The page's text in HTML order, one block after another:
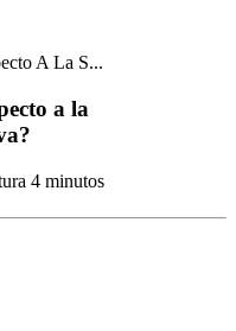
A La S...
a la
4 minutos